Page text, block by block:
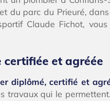
du parc du Prieuré,
Claude Fichot,
et agréée
diplômé, certifié et
qui le